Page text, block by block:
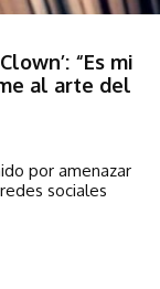
“Es mi
al arte del
por amenazar
sociales